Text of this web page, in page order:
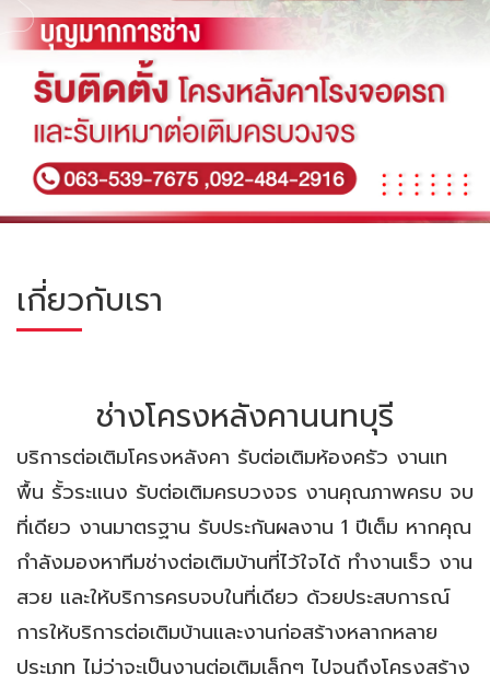
เกี่ยวกับเรา
ช่างโครงหลังคานนทบุรี
บริการต่อเติมโครงหลังคา รับต่อเติมห้องครัว งานเท
พื้น รั้วระแนง รับต่อเติมครบวงจร งานคุณภาพครบ จบ
ที่เดียว งานมาตรฐาน รับประกันผลงาน 1 ปีเต็ม หากคุณ
กำลังมองหาทีมช่างต่อเติมบ้านที่ไว้ใจได้ ทำงานเร็ว งาน
สวย และให้บริการครบจบในที่เดียว ด้วยประสบการณ์
การให้บริการต่อเติมบ้านและงานก่อสร้างหลากหลาย
ประเภท ไม่ว่าจะเป็นงานต่อเติมเล็กๆ ไปจนถึงโครงสร้าง